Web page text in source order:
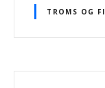
TROMS OG